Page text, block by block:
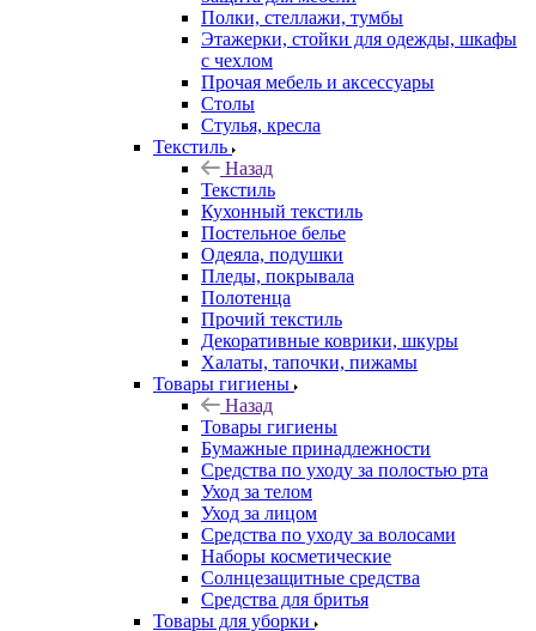
Полки, стеллажи, тумбы
Этажерки, стойки для одежды, шкафы
с чехлом
Прочая мебель и аксессуары
Столы
Стулья, кресла
Текстиль
Назад
Текстиль
Кухонный текстиль
Постельное белье
Одеяла, подушки
Пледы, покрывала
Полотенца
Прочий текстиль
Декоративные коврики, шкуры
Халаты, тапочки, пижамы
Товары гигиены
Назад
Товары гигиены
Бумажные принадлежности
Средства по уходу за полостью рта
Уход за телом
Уход за лицом
Средства по уходу за волосами
Наборы косметические
Солнцезащитные средства
Средства для бритья
Товары для уборки